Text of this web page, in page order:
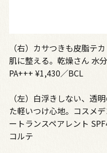
（右）カサつきも皮脂テ
肌に整える。乾燥さん 水
PA+++ ¥1,430／BCL
（左）白浮きしない、透
た軽いつけ心地。コスメ
ートランスペアレント
コルテ